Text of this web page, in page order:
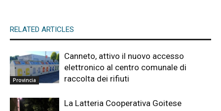
RELATED ARTICLES
Provincia
Canneto, attivo il nuovo accesso
elettronico al centro comunale di
raccolta dei rifiuti
La Latteria Cooperativa Goitese